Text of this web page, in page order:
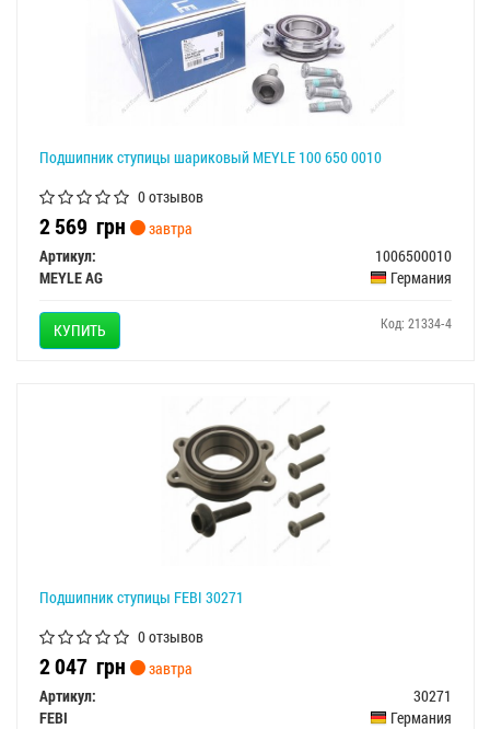
Подшипник ступицы шариковый MEYLE 100 650 0010
0 отзывов
2 569 грн
завтра
Артикул:
1006500010
MEYLE AG
Германия
КУПИТЬ Код: 21334-4
Подшипник ступицы FEBI 30271
0 отзывов
2 047 грн
завтра
Артикул:
30271
FEBI
Германия